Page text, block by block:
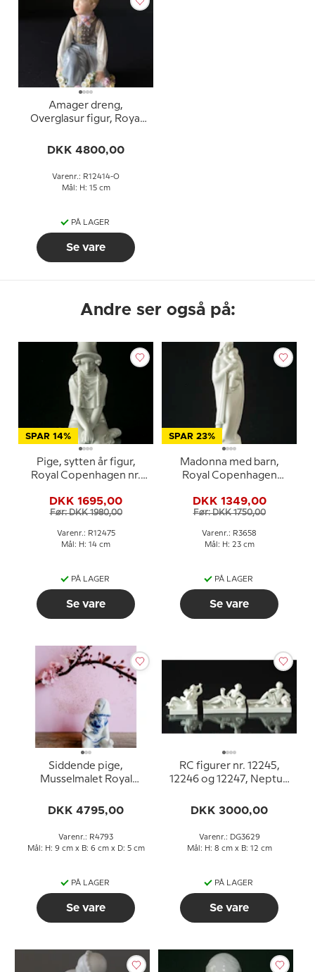
Amager dreng,
Overglasur figur, Royal
DKK 4800,00
Varenr.: R12414-O
Mål: H: 15 cm
PÅ LAGER
Se vare
Andre ser også på:
SPAR 14%
Pige, sytten år figur,
Royal Copenhagen nr.
DKK 1695,00
Før: DKK 1980,00
Varenr.: R12475
Mål: H: 14 cm
PÅ LAGER
Se vare
SPAR 23%
Madonna med barn,
Royal Copenhagen
3658
DKK 1349,00
Før: DKK 1750,00
Varenr.: R3658
Mål: H: 23 cm
PÅ LAGER
Se vare
Siddende pige,
Musselmalet Royal
4793
DKK 4795,00
Varenr.: R4793
Mål: H: 9 cm x B: 6 cm x D: 5 cm
PÅ LAGER
Se vare
RC figurer nr. 12245,
12246 og 12247, Neptun
, spiller trompet,
DKK 3000,00
Varenr.: DG3629
Mål: H: 8 cm x B: 12 cm
PÅ LAGER
Se vare